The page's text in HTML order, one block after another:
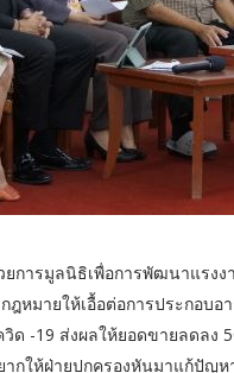
ยการมูลนิธิเพื่อการพัฒนาแรงง
หมายให้เอื้อต่อการประกอบอ
ด -19 ส่งผลให้ยอดขายลดลง
กให้ฝ่ายปกครองหันมาแก้ปัญ